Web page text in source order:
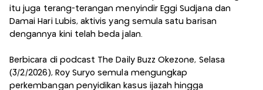
itu juga terang-terangan menyindir Eggi Sudjana dan
Damai Hari Lubis, aktivis yang semula satu barisan
dengannya kini telah beda jalan.
Berbicara di podcast The Daily Buzz Okezone, Selasa
(3/2/2026), Roy Suryo semula mengungkap
perkembangan penyidikan kasus ijazah hingga